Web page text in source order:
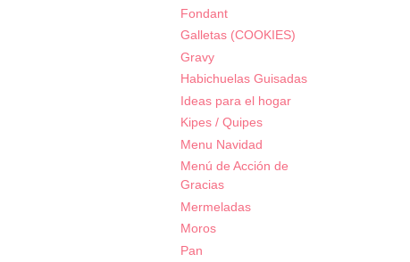
Fondant
Galletas (COOKIES)
Gravy
Habichuelas Guisadas
Ideas para el hogar
Kipes / Quipes
Menu Navidad
Menú de Acción de
Gracias
Mermeladas
Moros
Pan